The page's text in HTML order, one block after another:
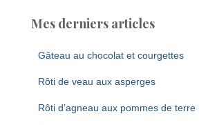
Mes derniers articles
Gâteau au chocolat et courgettes
Rôti de veau aux asperges
Rôti d’agneau aux pommes de terre